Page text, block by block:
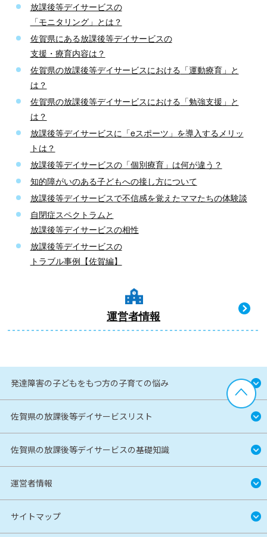
放課後等デイサービスの
「モニタリング」とは？
佐賀県にある放課後等デイサービスの
支援・療育内容は？
佐賀県の放課後等デイサービスにおける 「運動療育」と
は？
佐賀県の放課後等デイサービスにおける 「勉強支援」と
は？
放課後等デイサービスに 「eスポーツ」を導入するメリッ
トは？
放課後等デイサービスの「個別療育」は何が違う？
知的障がいのある子どもへの接し方について
放課後等デイサービスで不信感を覚えたママたちの体験談
自閉症スペクトラムと
放課後等デイサービスの相性
放課後等デイサービスの
トラブル事例 【佐賀編】
運営者情報
発達障害の子どもをもつ方の子育ての悩み
佐賀県の放課後等デイサービスリスト
佐賀県の放課後等デイサービスの基礎知識
運営者情報
サイトマップ